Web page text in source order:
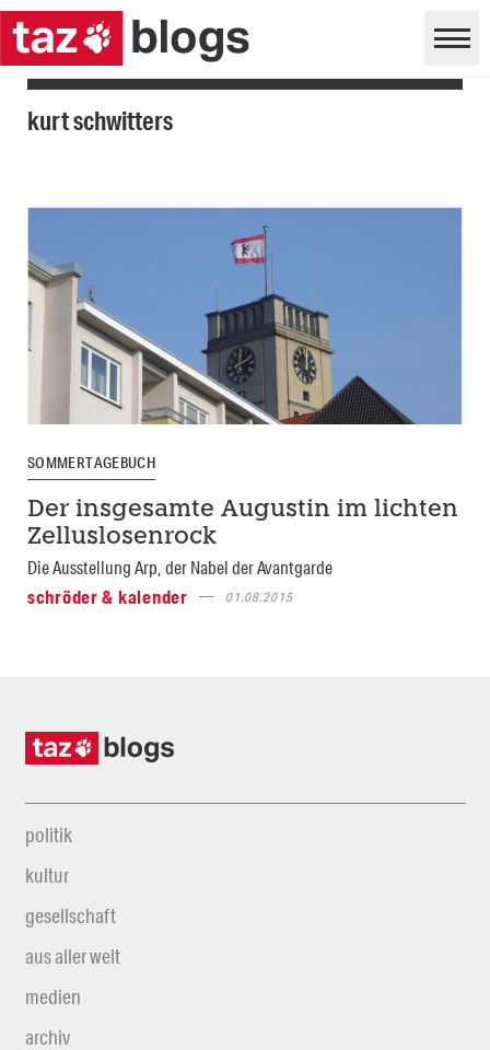
kurt schwitters
SOMMERTAGEBUCH
Der insgesamte Augustin im lichten
Zelluslosenrock
Die Ausstellung Arp, der Nabel der Avantgarde
schröder & kalender
01.08.2015
politik
kultur
gesellschaft
aus aller welt
medien
archiv